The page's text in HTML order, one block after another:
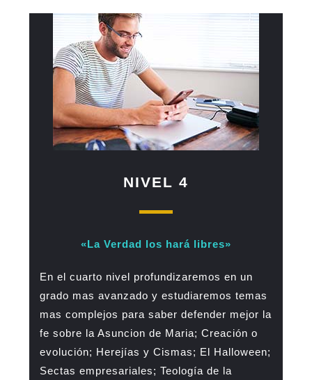
NIVEL 4
«La Verdad los hará libres»
En el cuarto nivel profundizaremos en un
grado mas avanzado y estudiaremos temas
mas complejos para saber defender mejor la
fe sobre la Asuncion de Maria; Creación o
evolución; Herejías y Cismas; El Halloween;
Sectas empresariales; Teología de la